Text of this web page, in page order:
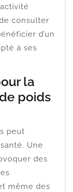
consulter
d’un
à ses
la
poids
peut
Une
des
même des